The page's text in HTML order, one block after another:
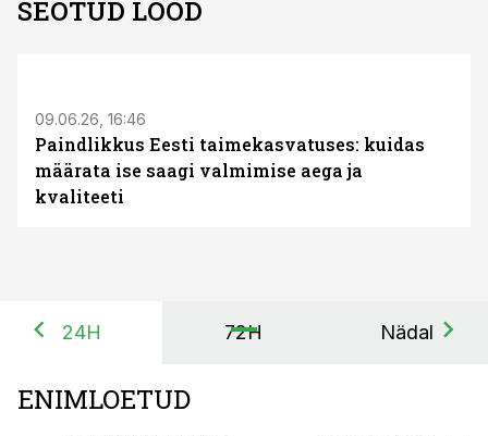
SEOTUD LOOD
09.06.26, 16:46
Paindlikkus Eesti taimekasvatuses: kuidas
määrata ise saagi valmimise aega ja
kvaliteeti
24H 72H Nädal
ENIMLOETUD